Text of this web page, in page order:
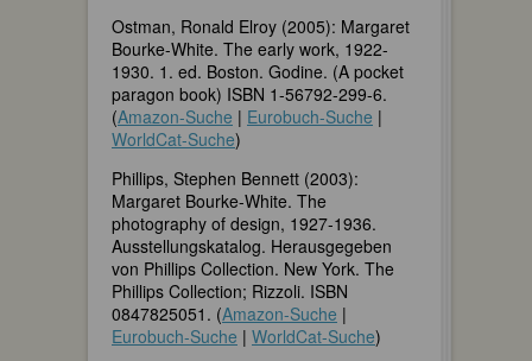
Ostman, Ronald Elroy (2005): Margaret
Bourke-White. The early work, 1922-
1930. 1. ed. Boston. Godine. (A pocket
paragon book) ISBN 1-56792-299-6.
(Amazon-Suche | Eurobuch-Suche |
WorldCat-Suche)
Phillips, Stephen Bennett (2003):
Margaret Bourke-White. The
photography of design, 1927-1936.
Ausstellungskatalog. Herausgegeben
von Phillips Collection. New York. The
Phillips Collection; Rizzoli. ISBN
0847825051. (Amazon-Suche |
Eurobuch-Suche | WorldCat-Suche)